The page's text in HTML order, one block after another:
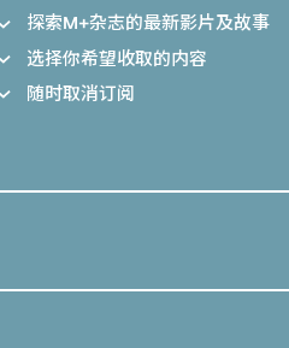
探索M+杂志的最新影片及故事
选择你希望收取的内容
随时取消订阅